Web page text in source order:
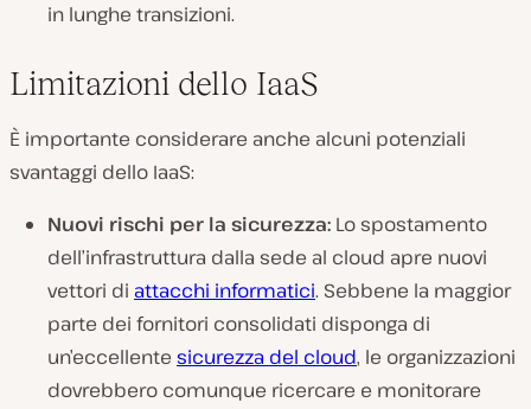
in lunghe transizioni.
Limitazioni dello IaaS
È importante considerare anche alcuni potenziali
svantaggi dello IaaS:
Nuovi rischi per la sicurezza: Lo spostamento
dell’infrastruttura dalla sede al cloud apre nuovi
vettori di attacchi informatici. Sebbene la maggior
parte dei fornitori consolidati disponga di
un’eccellente sicurezza del cloud, le organizzazioni
dovrebbero comunque ricercare e monitorare